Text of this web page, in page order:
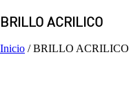
BRILLO ACRILICO
Inicio / BRILLO ACRILICO